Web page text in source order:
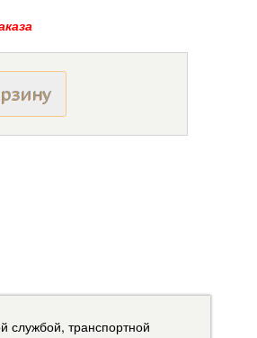
службой, транспортной